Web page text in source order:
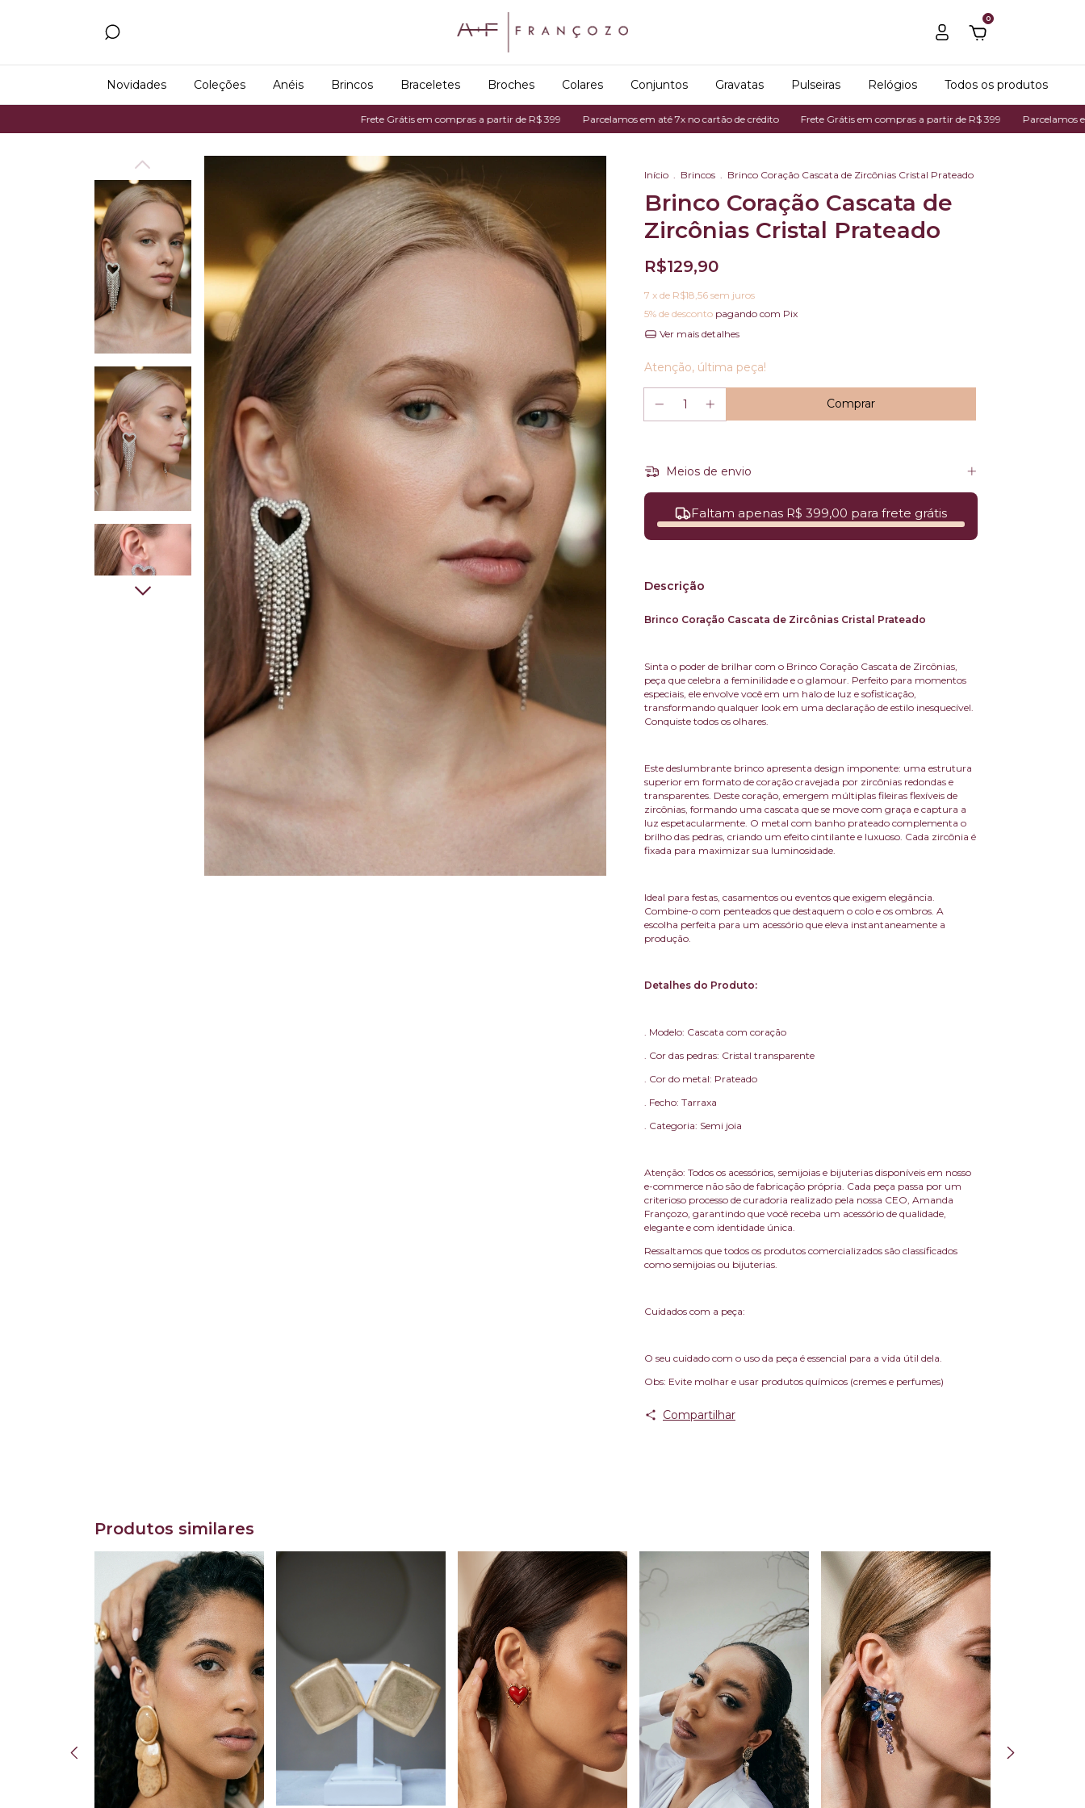
0
Novidades Coleções Anéis Brincos Braceletes Broches Colares Conjuntos Gravatas Pulseiras Relógios Todos os produtos
Frete Grátis em compras a partir de R$ 399 Parcelamos em até 7x no cartão de crédito Frete Grátis em compras a partir de R$ 399 Parcelamos em até 7x
Início . Brincos . Brinco Coração Cascata de Zircônias Cristal Prateado
Brinco Coração Cascata de
Zircônias Cristal Prateado
R$129,90
7 x de R$18,56 sem juros
5% de desconto pagando com Pix
Ver mais detalhes
Atenção, última peça!
Meios de envio
Faltam apenas R$ 399,00 para frete grátis
Descrição
Brinco Coração Cascata de Zircônias Cristal Prateado
Sinta o poder de brilhar com o Brinco Coração Cascata de Zircônias,
peça que celebra a feminilidade e o glamour. Perfeito para momentos
especiais, ele envolve você em um halo de luz e sofisticação,
transformando qualquer look em uma declaração de estilo inesquecível.
Conquiste todos os olhares.
Este deslumbrante brinco apresenta design imponente: uma estrutura
superior em formato de coração cravejada por zircônias redondas e
transparentes. Deste coração, emergem múltiplas fileiras flexíveis de
zircônias, formando uma cascata que se move com graça e captura a
luz espetacularmente. O metal com banho prateado complementa o
brilho das pedras, criando um efeito cintilante e luxuoso. Cada zircônia é
fixada para maximizar sua luminosidade.
Ideal para festas, casamentos ou eventos que exigem elegância.
Combine-o com penteados que destaquem o colo e os ombros. A
escolha perfeita para um acessório que eleva instantaneamente a
produção.
Detalhes do Produto:
. Modelo: Cascata com coração
. Cor das pedras: Cristal transparente
. Cor do metal: Prateado
. Fecho: Tarraxa
. Categoria: Semi joia
Atenção: Todos os acessórios, semijoias e bijuterias disponíveis em nosso
e-commerce não são de fabricação própria. Cada peça passa por um
criterioso processo de curadoria realizado pela nossa CEO, Amanda
Françozo, garantindo que você receba um acessório de qualidade,
elegante e com identidade única.
Ressaltamos que todos os produtos comercializados são classificados
como semijoias ou bijuterias.
Cuidados com a peça:
O seu cuidado com o uso da peça é essencial para a vida útil dela.
Obs: Evite molhar e usar produtos químicos (cremes e perfumes)
Compartilhar
Produtos similares